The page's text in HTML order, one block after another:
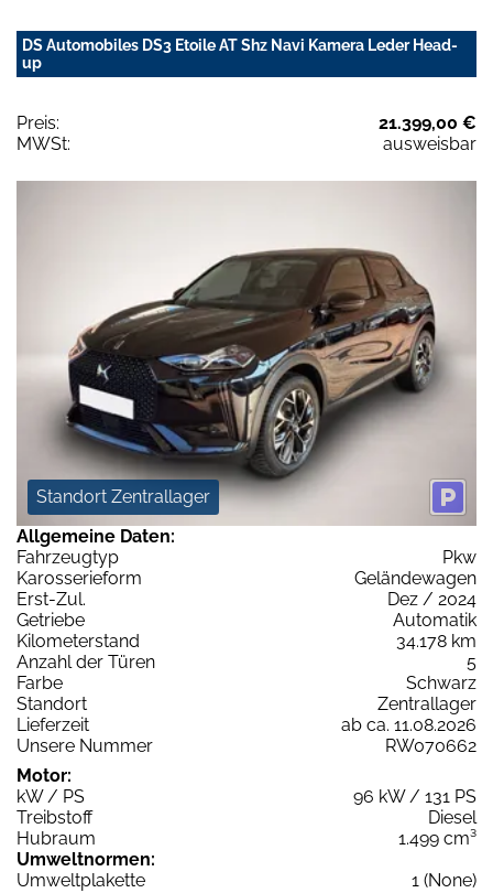
DS Automobiles DS3 Etoile AT Shz Navi Kamera Leder Head-
up
Preis:
21.399,00 €
MWSt:
ausweisbar
Standort Zentrallager
Allgemeine Daten:
Fahrzeugtyp
Pkw
Karosserieform
Geländewagen
Erst-Zul.
Dez / 2024
Getriebe
Automatik
Kilometerstand
34.178 km
Anzahl der Türen
5
Farbe
Schwarz
Standort
Zentrallager
Lieferzeit
ab ca. 11.08.2026
Unsere Nummer
RW070662
Motor:
kW / PS
96 kW / 131 PS
Treibstoff
Diesel
Hubraum
1.499 cm³
Umweltnormen:
Umweltplakette
1 (None)